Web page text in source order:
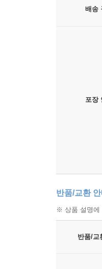
배송
포장
반품/교환 안
※ 상품 설명에
반품/교